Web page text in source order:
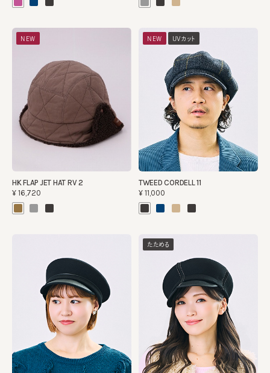
NEW
HK FLAP JET HAT RV 2
¥16,720
NEW UVカット
TWEED CORDELL 11
¥11,000
たためる